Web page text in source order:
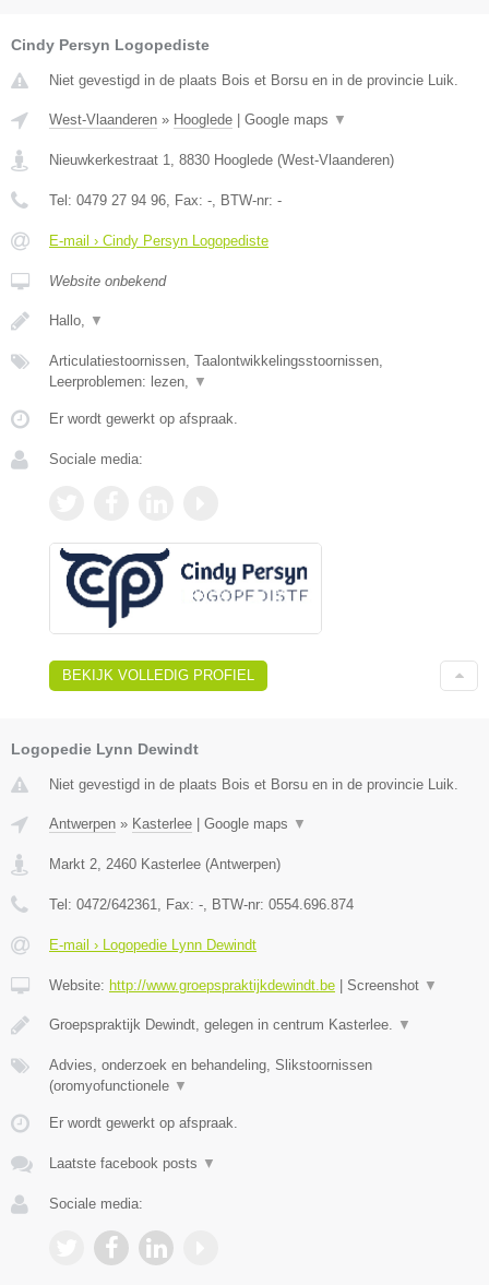
Cindy Persyn Logopediste
Niet gevestigd in de plaats Bois et Borsu en in de provincie Luik.
West-Vlaanderen » Hooglede Google maps ▼
Nieuwkerkestraat 1 8830 Hooglede (West-Vlaanderen)
Tel: 0479 27 94 96 , Fax: - , BTW-nr: -
E-mail › Cindy Persyn Logopediste
Website onbekend
Hallo, ▼
Articulatiestoornissen, Taalontwikkelingsstoornissen,
Leerproblemen: lezen,
▼
Er wordt gewerkt op afspraak.
Sociale media:
BEKIJK VOLLEDIG PROFIEL
Logopedie Lynn Dewindt
Niet gevestigd in de plaats Bois et Borsu en in de provincie Luik.
Antwerpen » Kasterlee Google maps ▼
Markt 2, 2460 Kasterlee (Antwerpen)
Tel: 0472/642361, Fax: -, BTW-nr: 0554.696.874
E-mail › Logopedie Lynn Dewindt
Website: http://www.groepspraktijkdewindt.be Screenshot ▼
Groepspraktijk Dewindt, gelegen in centrum Kasterlee. ▼
Advies, onderzoek en behandeling, Slikstoornissen
(oromyofunctionele ▼
Er wordt gewerkt op afspraak.
Laatste facebook posts ▼
Sociale media: